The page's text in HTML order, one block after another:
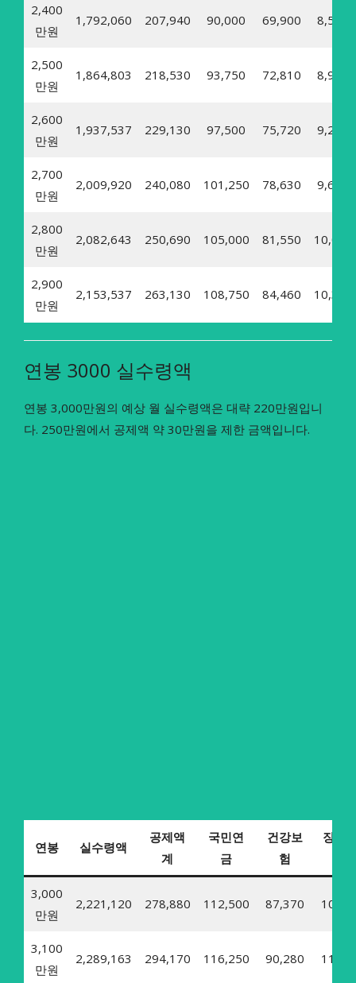
2,400
만원
1,792,060 207,940 90,000 69,900 8,570
2,500
만원
1,864,803 218,530 93,750 72,810 8,930
2,600
만원
1,937,537 229,130 97,500 75,720 9,290
2,700
만원
2,009,920 240,080 101,250 78,630 9,640
2,800
만원
2,082,643 250,690 105,000 81,550 10,000
2,900
만원
2,153,537 263,130 108,750 84,460 10,360
연봉 3000 실수령액
연봉 3,000만원의 예상 월 실수령액은 대략 220만원입니
다. 250만원에서 공제액 약 30만원을 제한 금액입니다.
연봉 실수령액
공제액
계
국민연
금
건강보
험
장기
3,000
만원
2,221,120 278,880 112,500 87,370
3,100
만원
2,289,163 294,170 116,250 90,280